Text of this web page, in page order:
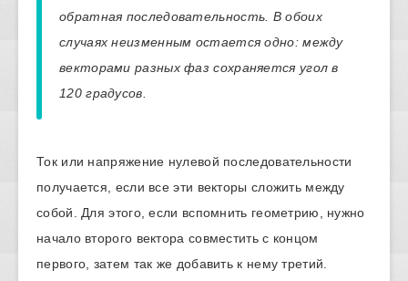
обратная последовательность. В обоих
случаях неизменным остается одно: между
векторами разных фаз сохраняется угол в
120 градусов.
Ток или напряжение нулевой последовательности
получается, если все эти векторы сложить между
собой. Для этого, если вспомнить геометрию, нужно
начало второго вектора совместить с концом
первого, затем так же добавить к нему третий.